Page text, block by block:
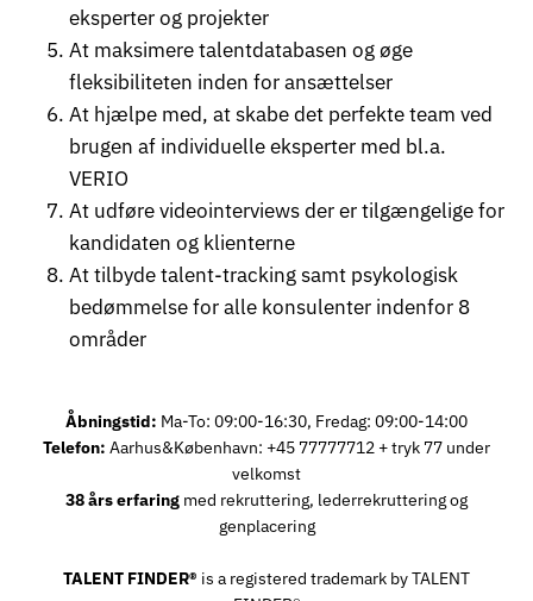
eksperter og projekter
At maksimere talentdatabasen og øge
fleksibiliteten inden for ansættelser
At hjælpe med, at skabe det perfekte team ved
brugen af individuelle eksperter med bl.a.
VERIO
At udføre videointerviews der er tilgængelige for
kandidaten og klienterne
At tilbyde talent-tracking samt psykologisk
bedømmelse for alle konsulenter indenfor 8
områder
Åbningstid: Ma-To: 09:00-16:30, Fredag: 09:00-14:00
Telefon: Aarhus&København: +45 77777712 + tryk 77 under
velkomst
38 års erfaring med rekruttering, lederrekruttering og
genplacering
TALENT FINDER® is a registered trademark by TALENT